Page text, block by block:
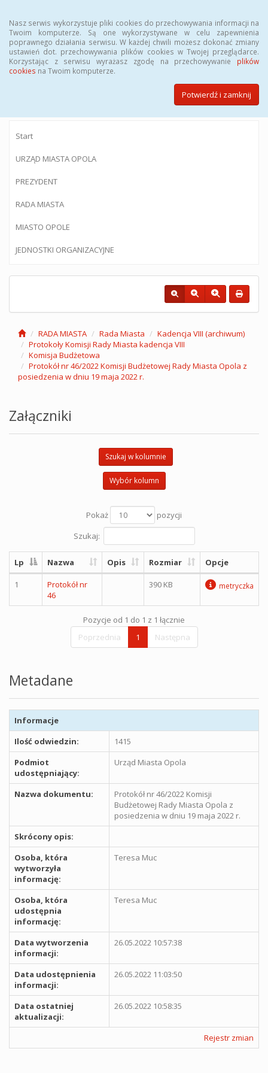
Nasz serwis wykorzystuje pliki cookies do przechowywania informacji na
Twoim komputerze. Są one wykorzystywane w celu zapewnienia
poprawnego działania serwisu. W każdej chwili możesz dokonać zmiany
ustawień dot. przechowywania plików cookies w Twojej przeglądarce.
Korzystając z serwisu wyrażasz zgodę na przechowywanie plików
cookies na Twoim komputerze.
Potwierdź i zamknij
BIULETYN INFORMACJI PUBLICZNEJ
Urzędu Miasta Opola
Start
URZĄD MIASTA OPOLA
PREZYDENT
RADA MIASTA
MIASTO OPOLE
JEDNOSTKI ORGANIZACYJNE
RADA MIASTA Rada Miasta
Kadencja VIII (archiwum)
Protokoły Komisji Rady Miasta kadencja VIII
Komisja Budżetowa
Protokół nr 46/2022 Komisji Budżetowej Rady Miasta Opola z
posiedzenia w dniu 19 maja 2022 r.
Załączniki
Szukaj w kolumnie
Wybór kolumn
Pokaż
pozycji
Szukaj:
Lp Nazwa Opis Rozmiar Opcje
1
Protokół nr
46
390 KB metryczka
Pozycje od 1 do 1 z 1 łącznie
Poprzednia
1 Następna
Metadane
Informacje
Ilość odwiedzin:
1415
Podmiot
udostępniający:
Urząd Miasta Opola
Nazwa dokumentu:
Protokół nr 46/2022 Komisji
Budżetowej Rady Miasta Opola z
posiedzenia w dniu 19 maja 2022 r.
Skrócony opis:
Osoba, która
wytworzyła
informację:
Teresa Muc
Osoba, która
udostępnia
informację:
Teresa Muc
Data wytworzenia
informacji:
26.05.2022 10:57:38
Data udostępnienia
informacji:
26.05.2022 11:03:50
Data ostatniej
aktualizacji:
26.05.2022 10:58:35
Rejestr zmian